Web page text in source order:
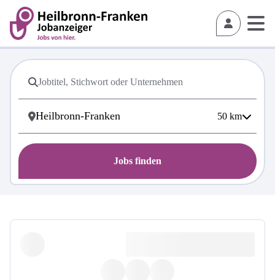
50 km
Jobs finden